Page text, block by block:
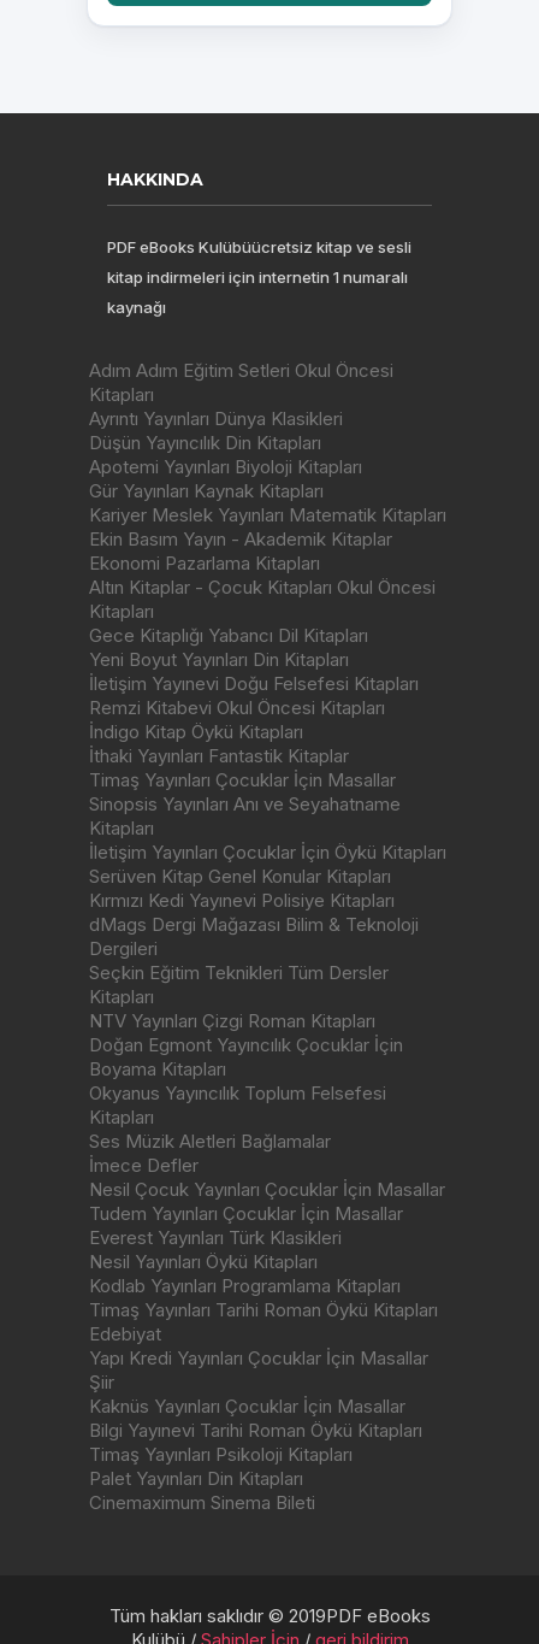
HAKKINDA
PDF eBooks Kulübüücretsiz kitap ve sesli
kitap indirmeleri için internetin 1 numaralı
kaynağı
Adım Adım Eğitim Setleri Okul Öncesi
Kitapları
Ayrıntı Yayınları Dünya Klasikleri
Düşün Yayıncılık Din Kitapları
Apotemi Yayınları Biyoloji Kitapları
Gür Yayınları Kaynak Kitapları
Kariyer Meslek Yayınları Matematik Kitapları
Ekin Basım Yayın - Akademik Kitaplar
Ekonomi Pazarlama Kitapları
Altın Kitaplar - Çocuk Kitapları Okul Öncesi
Kitapları
Gece Kitaplığı Yabancı Dil Kitapları
Yeni Boyut Yayınları Din Kitapları
İletişim Yayınevi Doğu Felsefesi Kitapları
Remzi Kitabevi Okul Öncesi Kitapları
İndigo Kitap Öykü Kitapları
İthaki Yayınları Fantastik Kitaplar
Timaş Yayınları Çocuklar İçin Masallar
Sinopsis Yayınları Anı ve Seyahatname
Kitapları
İletişim Yayınları Çocuklar İçin Öykü Kitapları
Serüven Kitap Genel Konular Kitapları
Kırmızı Kedi Yayınevi Polisiye Kitapları
dMags Dergi Mağazası Bilim & Teknoloji
Dergileri
Seçkin Eğitim Teknikleri Tüm Dersler
Kitapları
NTV Yayınları Çizgi Roman Kitapları
Doğan Egmont Yayıncılık Çocuklar İçin
Boyama Kitapları
Okyanus Yayıncılık Toplum Felsefesi
Kitapları
Ses Müzik Aletleri Bağlamalar
İmece Defler
Nesil Çocuk Yayınları Çocuklar İçin Masallar
Tudem Yayınları Çocuklar İçin Masallar
Everest Yayınları Türk Klasikleri
Nesil Yayınları Öykü Kitapları
Kodlab Yayınları Programlama Kitapları
Timaş Yayınları Tarihi Roman Öykü Kitapları
Edebiyat
Yapı Kredi Yayınları Çocuklar İçin Masallar
Şiir
Kaknüs Yayınları Çocuklar İçin Masallar
Bilgi Yayınevi Tarihi Roman Öykü Kitapları
Timaş Yayınları Psikoloji Kitapları
Palet Yayınları Din Kitapları
Cinemaximum Sinema Bileti
Tüm hakları saklıdır © 2019PDF eBooks